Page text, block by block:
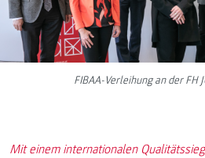
FIBAA-Verleihung an der FH
Mit einem internationalen